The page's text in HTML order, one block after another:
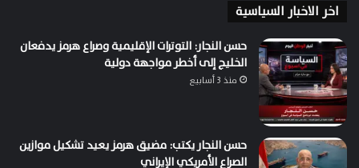
اخر الاخبار السياسية
حسن النجار: التوترات الإقليمية وصراع هرمز يدفعان
الخليج إلى أخطر مواجهة دولية
منذ 3 أسابيع
حسن النجار يكتب: مضيق هرمز يعيد تشكيل موازين
الصراع الأمريكي الإيراني